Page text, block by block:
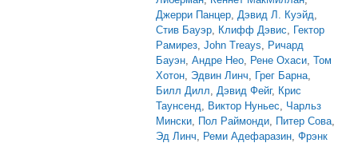
Джерри Панцер, Дэвид Л. Куэйд,
Стив Бауэр, Клифф Дэвис, Гектор
Рамирез, John Treays, Ричард
Бауэн, Андре Нео, Рене Охаси, Том
Хотон, Эдвин Линч, Грег Барна,
Билл Дилл, Дэвид Фейг, Крис
Таунсенд, Виктор Нуньес, Чарльз
Мински, Пол Раймонди, Питер Сова,
Эд Линч, Реми Адефаразин, Фрэнк